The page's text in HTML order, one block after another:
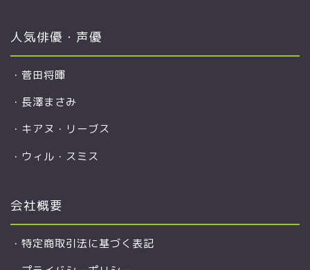
人気俳優・声優
・ 菅田将暉
・ 長澤まさみ
・ キアヌ・リーブス
・ ウィル・スミス
会社概要
・ 特定商取引法に基づく表記